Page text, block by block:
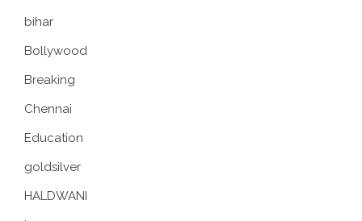
bihar
Bollywood
Breaking
Chennai
Education
goldsilver
HALDWANI